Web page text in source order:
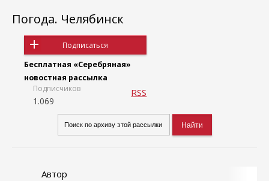
Погода. Челябинск
Подписаться
Бесплатная «Серебряная»
новостная рассылка
Подписчиков
1.069
RSS
Автор